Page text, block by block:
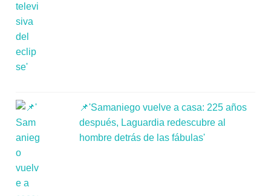
📌'Samaniego vuelve a casa: 225 años
después, Laguardia redescubre al
hombre detrás de las fábulas'